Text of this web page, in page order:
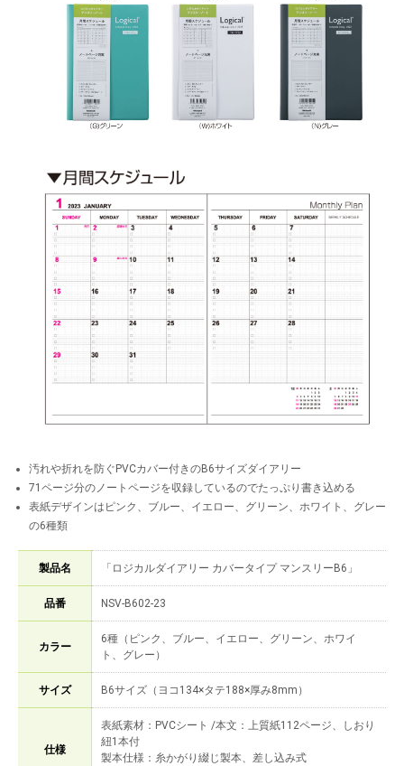
汚れや折れを防ぐPVCカバー付きのB6サイズダイアリー
71ページ分のノートページを収録しているのでたっぷり書き込める
表紙デザインはピンク、ブルー、イエロー、グリーン、ホワイト、グレー
の6種類
製品名 「ロジカルダイアリー カバータイプ マンスリーB6」
品番 NSV-B602-23
カラー
6種（ピンク、ブルー、イエロー、グリーン、ホワイ
ト、グレー）
サイズ B6サイズ（ヨコ134×タテ188×厚み8mm）
仕様
表紙素材：PVCシート /本文：上質紙112ページ、しおり
紐1本付
製本仕様：糸かがり綴じ製本、差し込み式